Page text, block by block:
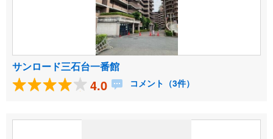
サンロード三石台一番館
4.0 コメント（3件）